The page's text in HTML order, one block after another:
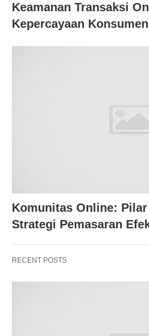
Keamanan Transaksi
Kepercayaan
Komunitas Online:
Strategi Pemasaran
RECENT POSTS